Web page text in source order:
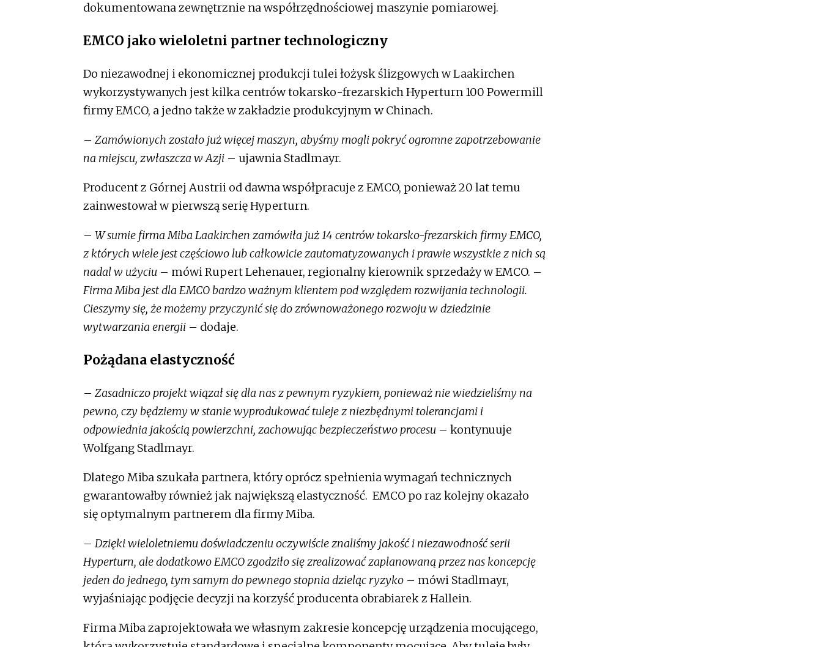
dokumentowana zewnętrznie na współrzędnościowej maszynie pomiarowej.
EMCO jako wieloletni partner technologiczny
Do niezawodnej i ekonomicznej produkcji tulei łożysk ślizgowych w Laakirchen
wykorzystywanych jest kilka centrów tokarsko-frezarskich Hyperturn 100 Powermill
firmy EMCO, a jedno także w zakładzie produkcyjnym w Chinach.
– Zamówionych zostało już więcej maszyn, abyśmy mogli pokryć ogromne zapotrzebowanie
na miejscu, zwłaszcza w Azji – ujawnia Stadlmayr.
Producent z Górnej Austrii od dawna współpracuje z EMCO, ponieważ 20 lat temu
zainwestował w pierwszą serię Hyperturn.
– W sumie firma Miba Laakirchen zamówiła już 14 centrów tokarsko-frezarskich firmy EMCO,
z których wiele jest częściowo lub całkowicie zautomatyzowanych i prawie wszystkie z nich są
nadal w użyciu – mówi Rupert Lehenauer, regionalny kierownik sprzedaży w EMCO. –
Firma Miba jest dla EMCO bardzo ważnym klientem pod względem rozwijania technologii.
Cieszymy się, że możemy przyczynić się do zrównoważonego rozwoju w dziedzinie
wytwarzania energii – dodaje.
Pożądana elastyczność
– Zasadniczo projekt wiązał się dla nas z pewnym ryzykiem, ponieważ nie wiedzieliśmy na
pewno, czy będziemy w stanie wyprodukować tuleje z niezbędnymi tolerancjami i
odpowiednia jakością powierzchni, zachowując bezpieczeństwo procesu – kontynuuje
Wolfgang Stadlmayr.
Dlatego Miba szukała partnera, który oprócz spełnienia wymagań technicznych
gwarantowałby również jak największą elastyczność. EMCO po raz kolejny okazało
się optymalnym partnerem dla firmy Miba.
– Dzięki wieloletniemu doświadczeniu oczywiście znaliśmy jakość i niezawodność serii
Hyperturn, ale dodatkowo EMCO zgodziło się zrealizować zaplanowaną przez nas koncepcję
jeden do jednego, tym samym do pewnego stopnia dzieląc ryzyko – mówi Stadlmayr,
wyjaśniając podjęcie decyzji na korzyść producenta obrabiarek z Hallein.
Firma Miba zaprojektowała we własnym zakresie koncepcję urządzenia mocującego,